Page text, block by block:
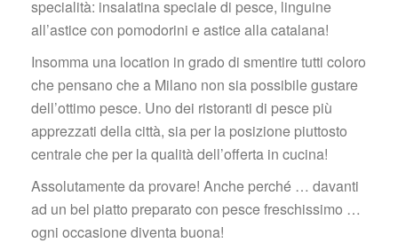
pecialità: insalatina speciale di pesce, linguine
all’astice con pomodorini e astice alla catalana!
Insomma una location in grado di smentire tutti coloro
che pensano che a Milano non sia possibile gustare
dell’ottimo pesce. Uno dei ristoranti di pesce più
apprezzati della città, sia per la posizione piuttosto
centrale che per la qualità dell’offerta in cucina!
Assolutamente da provare! Anche perché … davanti
ad un bel piatto preparato con pesce freschissimo …
ogni occasione diventa buona!